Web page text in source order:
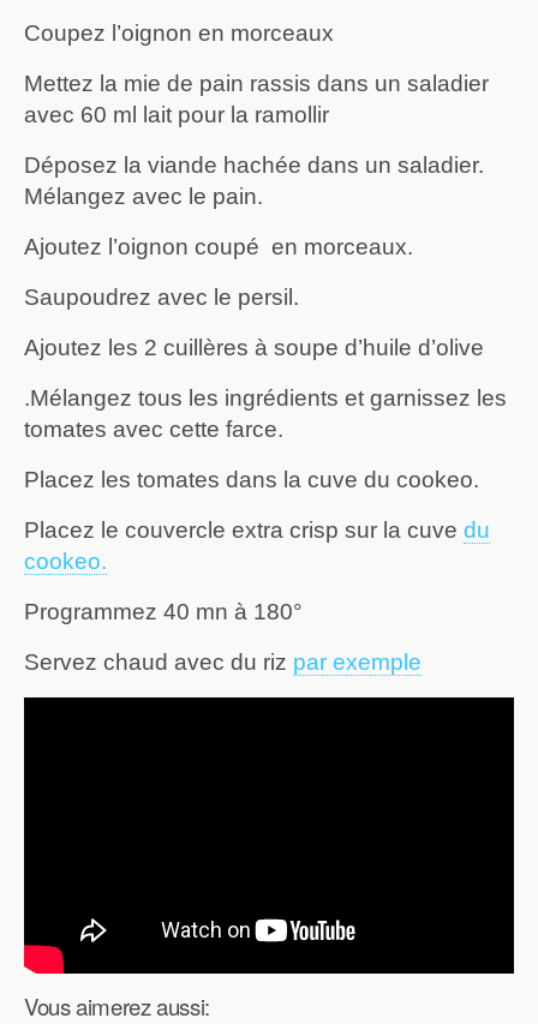
Coupez l’oignon en morceaux
Mettez la mie de pain rassis dans un saladier
avec 60 ml lait pour la ramollir
Déposez la viande hachée dans un saladier.
Mélangez avec le pain.
Ajoutez l’oignon coupé en morceaux.
Saupoudrez avec le persil.
Ajoutez les 2 cuillères à soupe d’huile d’olive
.Mélangez tous les ingrédients et garnissez les
tomates avec cette farce.
Placez les tomates dans la cuve du cookeo.
Placez le couvercle extra crisp sur la cuve du
cookeo.
Programmez 40 mn à 180°
Servez chaud avec du riz par exemple
Vous aimerez aussi: